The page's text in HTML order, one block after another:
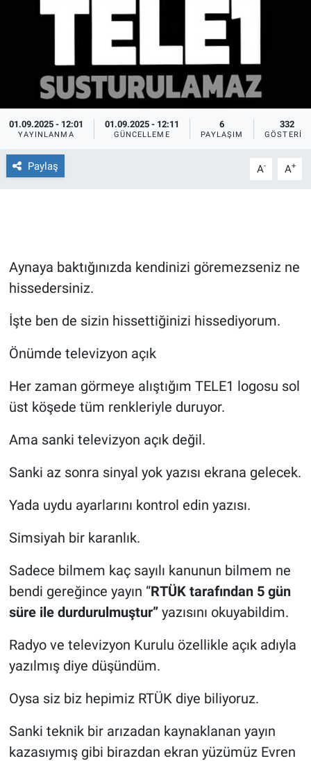
01.09.2025 - 12:01
YAYINLANMA
01.09.2025 - 12:11
GÜNCELLEME
6
PAYLAŞIM
332
GÖSTERIM
Paylaş A- A+
Aynaya baktığınızda kendinizi göremezseniz ne
hissedersiniz.
İşte ben de sizin hissettiğinizi hissediyorum.
Önümde televizyon açık
Her zaman görmeye alıştığım TELE1 logosu sol
üst köşede tüm renkleriyle duruyor.
Ama sanki televizyon açık değil.
Sanki az sonra sinyal yok yazısı ekrana gelecek.
Yada uydu ayarlarını kontrol edin yazısı.
Simsiyah bir karanlık.
Sadece bilmem kaç sayılı kanunun bilmem ne
bendi gereğince yayın “RTÜK tarafından 5 gün
süre ile durdurulmuştur”yazısını okuyabildim.
Radyo ve televizyon Kurulu özellikle açık adıyla
yazılmış diye düşündüm.
Oysa siz biz hepimiz RTÜK diye biliyoruz.
Sanki teknik bir arızadan kaynaklanan yayın
kazasıymış gibi birazdan ekran yüzümüz Evren
Ege'den Esintiler
Eğitim
Eğlence
Ekonomi
Forum
Gün Bitiyor
Gündem Özel
Günün görüntüsü
Haber
Ne demişti
Popüler
Programlar
Sağlık